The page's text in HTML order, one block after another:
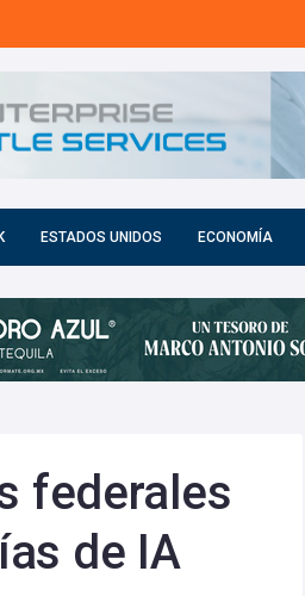
ESTADOS UNIDOS ECONOMÍA
federales
de IA